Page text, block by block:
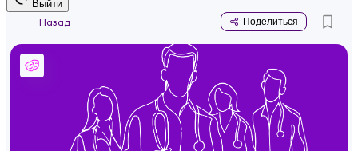
Выйти
Назад
Поделиться